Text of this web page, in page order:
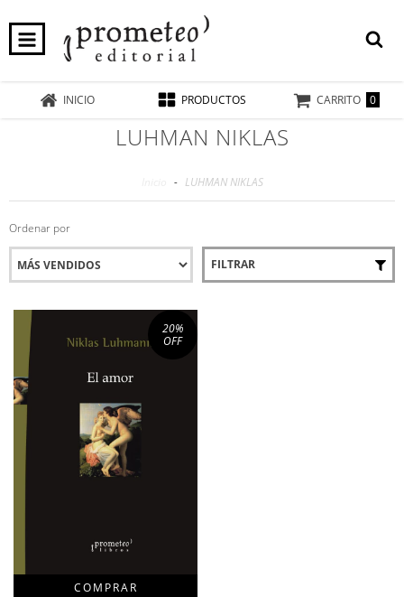
INICIO PRODUCTOS CARRITO 0
LUHMAN NIKLAS
- LUHMAN NIKLAS
Ordenar por
FILTRAR
20%
OFF